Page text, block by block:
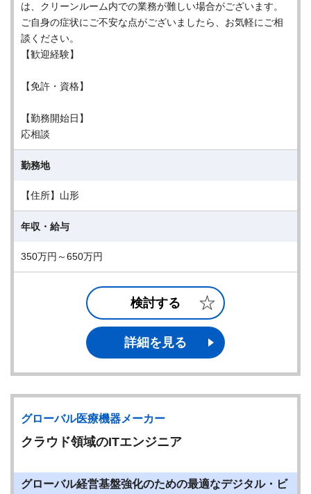
は、クリーンルーム内での業務が難しい場合がございます。
ご自身の症状にご不安な点がございましたら、お気軽にご相
談ください。
【歓迎経験】
【免許・資格】
【勤務開始日】
応相談
勤務地
【住所】山形
年収・給与
350万円～650万円
検討する
詳細を見る
グローバル医療機器メーカー
クラウド領域のITエンジニア
グローバル経営基盤強化のための最適なデジタル・ビ